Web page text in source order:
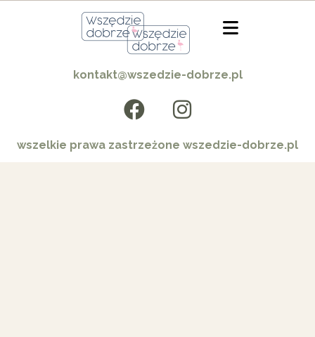
kontakt@wszedzie-dobrze.pl
wszelkie prawa zastrzeżone wszedzie-dobrze.pl